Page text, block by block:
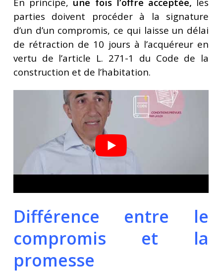
parties doivent procéder à la signature
d’un d’un compromis, ce qui laisse un délai
de rétraction de 10 jours à l’acquéreur en
vertu de l’article L. 271-1 du Code de la
construction et de l’habitation.
Différence entre le
compromis et la
promesse